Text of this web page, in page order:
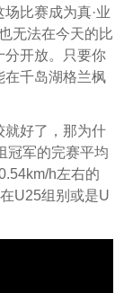
比赛成为真·业
无法在今天的比
分开放。只要你
在千岛湖格兰枫
就好了，那为什
冠军的完赛平均
h左右的
U25组别或是U